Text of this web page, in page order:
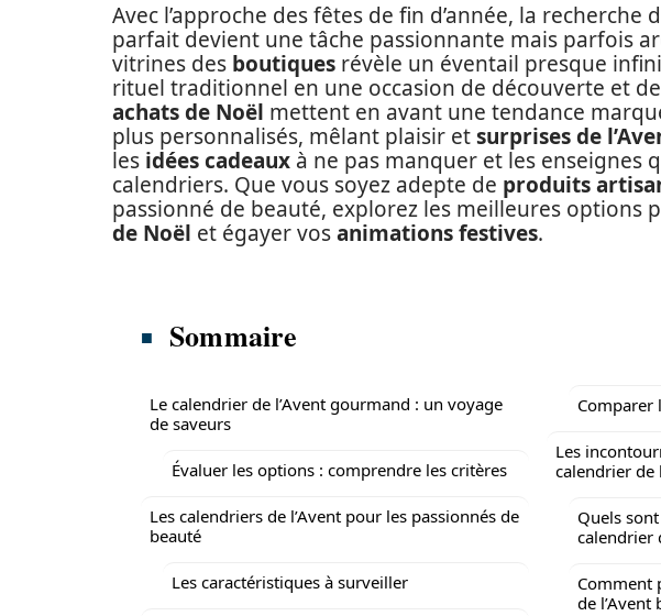
Avec l’approche des fêtes de fin d’année, la recherche
parfait devient une tâche passionnante mais parfois
vitrines des boutiques révèle un éventail presque
rituel traditionnel en une occasion de découverte et
achats de Noël mettent en avant une tendance
plus personnalisés, mêlant plaisir etsurprises de
les idées cadeaux à ne pas manquer et les enseignes
calendriers. Que vous soyez adepte de produits
passionné de beauté, explorez les meilleures options
de Noël et égayer vosanimations festives.
Sommaire
Le calendrier de l’Avent gourmand : un voyage
de saveurs
Évaluer les options : comprendre les critères
Les calendriers de l’Avent pour les passionnés de
beauté
Les caractéristiques à surveiller
Comparer
Les
calendrier de
Quels
calendrier
Comment
de l’Avent